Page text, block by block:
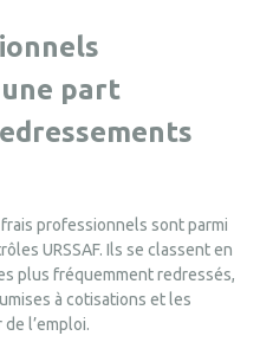
part
professionnels sont parmi
URSSAF. Ils se classent en
plus fréquemment redressés,
à cotisations et les
l’emploi.